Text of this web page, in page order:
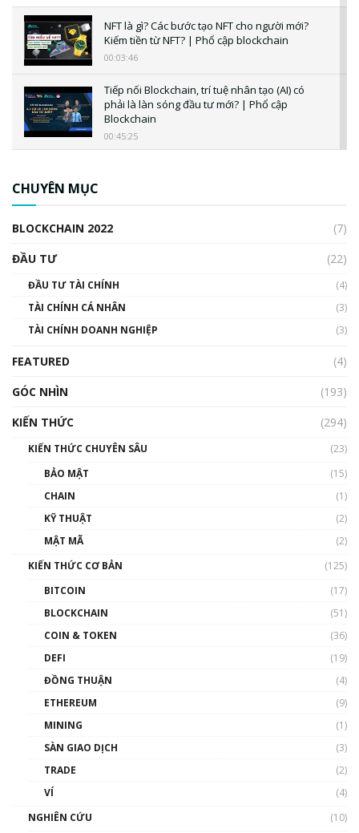
NFT là gì? Các bước tạo NFT cho người mới?
Kiếm tiền từ NFT? | Phổ cập blockchain
00:03:46
Tiếp nối Blockchain, trí tuệ nhân tạo (AI) có
phải là làn sóng đầu tư mới? | Phổ cập
Blockchain
00:45:25
00:02:14
Nhìn lại năm 2022: Những sự kiện ảnh hưởng
đến hệ sinh thái tiền mã hoá | Phổ cập
00:43:47
như thể nào?
00:39:31
Phổ cập Blockchain
thống & Crypto qua các cuộc chiến | Phổ cập
CHUYÊN MỤC
BLOCKCHAIN 2022
(7)
ĐẦU TƯ
(22)
ĐẦU TƯ TÀI CHÍNH
(4)
TÀI CHÍNH CÁ NHÂN
(3)
TÀI CHÍNH DOANH NGHIỆP
(3)
FEATURED
(4)
GÓC NHÌN
(193)
KIẾN THỨC
(294)
KIẾN THỨC CHUYÊN SÂU
(23)
BẢO MẬT
(15)
CHAIN
(1)
KỸ THUẬT
(2)
MẬT MÃ
(2)
KIẾN THỨC CƠ BẢN
(125)
BITCOIN
(17)
BLOCKCHAIN
(51)
COIN & TOKEN
(36)
DEFI
(19)
ĐỒNG THUẬN
(4)
ETHEREUM
(9)
MINING
(1)
SÀN GIAO DỊCH
(3)
TRADE
(2)
VÍ
(4)
NGHIÊN CỨU
(10)